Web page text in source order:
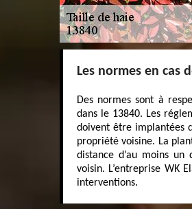
Les normes en cas
Des normes sont à
dans le 13840. Les
doivent être implantées
propriété voisine. La
distance d’au moins
voisin. L’entreprise WK
interventions.